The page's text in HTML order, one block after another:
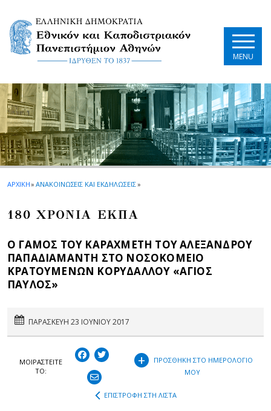
MENU
ΑΡΧΙΚΗ» ΑΝΑΚΟΙΝΩΣΕΙΣ ΚΑΙ ΕΚΔΗΛΩΣΕΙΣ»
180 ΧΡΟΝΙΑ ΕΚΠΑ
Ο ΓΑΜΟΣ ΤΟΥ ΚΑΡΑΧΜΕΤΗ ΤΟΥ ΑΛΕΞΑΝΔΡΟΥ
ΠΑΠΑΔΙΑΜΑΝΤΗ ΣΤΟ ΝΟΣΟΚΟΜΕΙΟ
ΚΡΑΤΟΥΜΕΝΩΝ ΚΟΡΥΔΑΛΛΟΥ «ΑΓΙΟΣ
ΠΑΥΛΟΣ»
ΠΑΡΑΣΚΕΥΗ 23 ΙΟΥΝΙΟΥ 2017
ΜΟΙΡΑΣΤEIΤΕ
ΤΟ:
+
ΠΡΟΣΘΗΚΗ ΣΤΟ ΗΜΕΡΟΛΟΓΙΟ
ΜΟΥ
ΕΠΙΣΤΡΟΦΗ ΣΤΗ ΛΙΣΤΑ